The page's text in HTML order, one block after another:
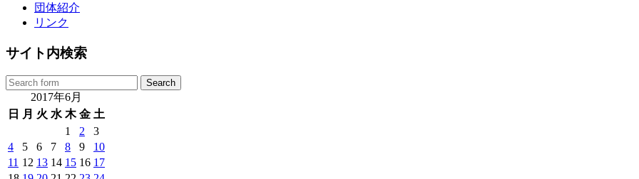
団体紹介
リンク
サイト内検索
2017年6月
日 月 火 水 木 金 土
1
2
3
4
5 6 7 8 9
10
11 12 13 14 15 16 17